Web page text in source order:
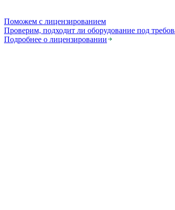
Поможем с лицензированием
Проверим, подходит ли оборудование под
Подробнее о лицензировании